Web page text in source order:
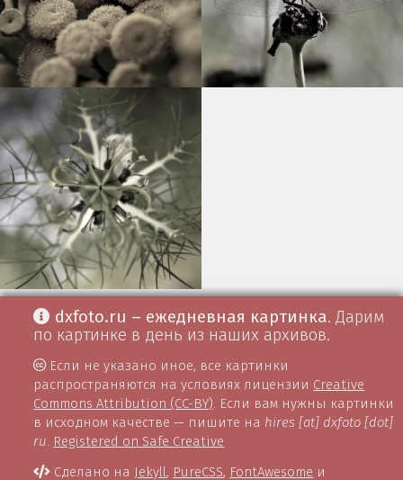
dxfoto.ru – ежедневная картинка. Дарим
по картинке в день из наших архивов.
Если не указано иное, все картинки
распространяются на условиях лицензии Creative
Commons Attribution (CC-BY). Если вам нужны картинки
в исходном качестве — пишите на hires [at] dxfoto [dot]
ru. Registered on Safe Creative
Сделано на Jekyll, PureCSS, FontAwesome и